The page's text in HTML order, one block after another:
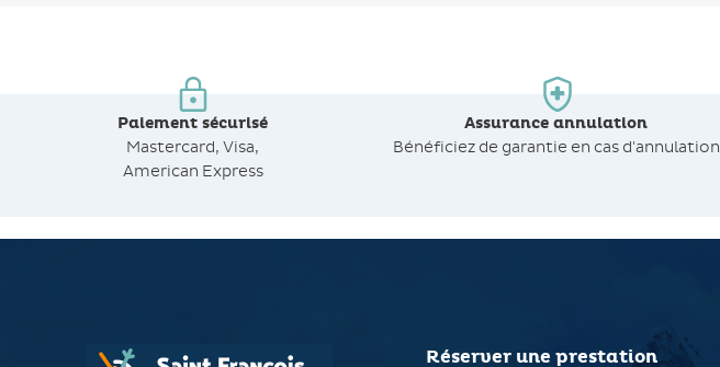
Paiement sécurisé
Mastercard, Visa,
American Express
Assurance annulation
Bénéficiez de garantie en cas d'annulation
Réserver une prestation